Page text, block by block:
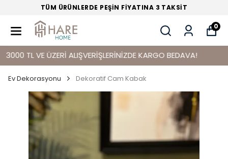
TÜM ÜRÜNLERDE PEŞİN FİYATINA 3 TAKSİT
0
VE ÜZERİ ALIŞVERİŞLERİNİZDE KARGO BEDAVA!
Ev Dekorasyonu Dekoratif Cam Kabak